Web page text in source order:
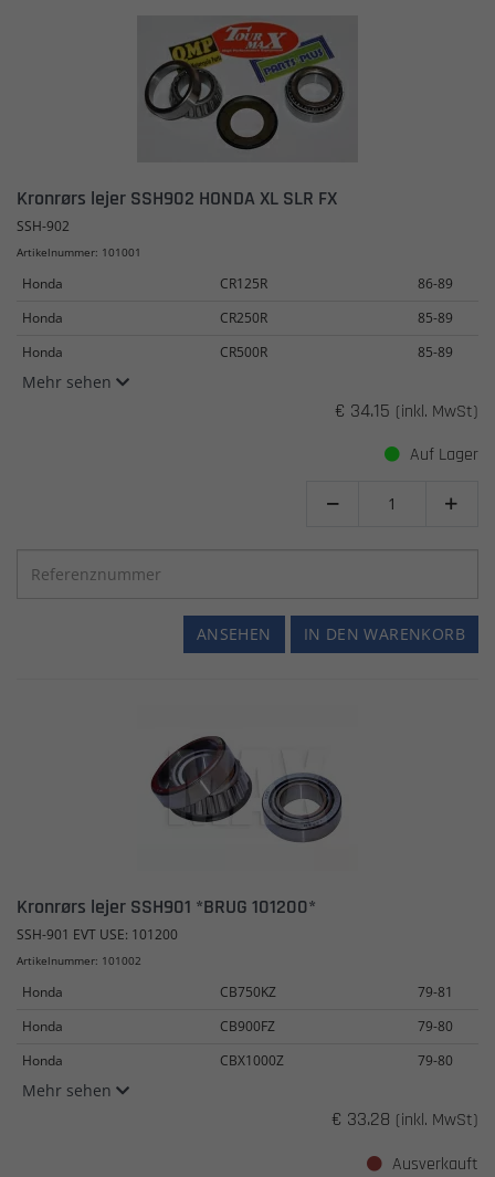
Kronrørs lejer SSH902 HONDA XL SLR FX
SSH-902
Artikelnummer: 101001
Honda CR125R
86-89
Honda
CR250R
85-89
Honda
CR500R 85-89
Mehr sehen
€ 34.15 (inkl. MwSt)
Auf Lager
 
IN DEN WARENKORB
ANSEHEN
Kronrørs lejer SSH901 *BRUG 101200*
SSH-901 EVT USE: 101200
Artikelnummer: 101002
Honda CB750KZ
79-81
Honda
CB900FZ
79-80
Honda
CBX1000Z 79-80
Mehr sehen
€ 33.28 (inkl. MwSt)
Ausverkauft